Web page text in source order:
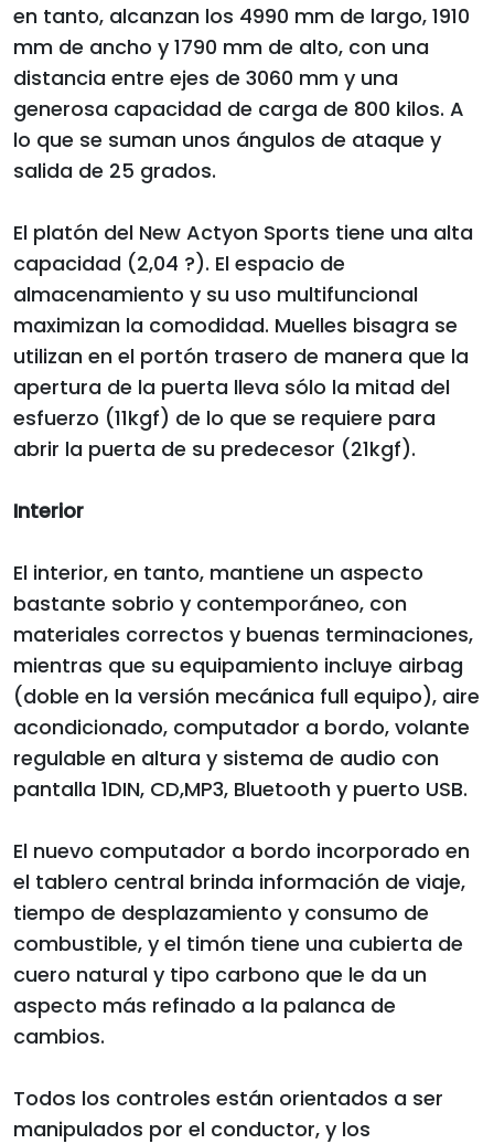
en tanto, alcanzan los 4990 mm de largo, 1910
mm de ancho y 1790 mm de alto, con una
distancia entre ejes de 3060 mm y una
generosa capacidad de carga de 800 kilos. A
lo que se suman unos ángulos de ataque y
salida de 25 grados.
El platón del New Actyon Sports tiene una alta
capacidad (2,04 ?). El espacio de
almacenamiento y su uso multifuncional
maximizan la comodidad. Muelles bisagra se
utilizan en el portón trasero de manera que la
apertura de la puerta lleva sólo la mitad del
esfuerzo (11kgf) de lo que se requiere para
abrir la puerta de su predecesor (21kgf).
Interior
El interior, en tanto, mantiene un aspecto
bastante sobrio y contemporáneo, con
materiales correctos y buenas terminaciones,
mientras que su equipamiento incluye airbag
(doble en la versión mecánica full equipo), aire
acondicionado, computador a bordo, volante
regulable en altura y sistema de audio con
pantalla 1DIN, CD,MP3, Bluetooth y puerto USB.
El nuevo computador a bordo incorporado en
el tablero central brinda información de viaje,
tiempo de desplazamiento y consumo de
combustible, y el timón tiene una cubierta de
cuero natural y tipo carbono que le da un
aspecto más refinado a la palanca de
cambios.
Todos los controles están orientados a ser
manipulados por el conductor, y los